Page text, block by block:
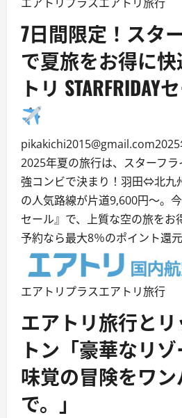
7日間限定！スタ
で夏旅をお得に
トリ STARFRIDAY
pikakichi2015@gmail.com
2025年夏の旅行は、スターフ
強コンビで決まり！羽田⇔北九州
の人気路線が片道9,600円～。
セール』で、上質な空の旅をお
予約なら最大8％のポイント還元
エアトリプラスエアトリ旅行
エアトリ旅行と
トン「豪華なリ
味覚の冒険をワ
で。」